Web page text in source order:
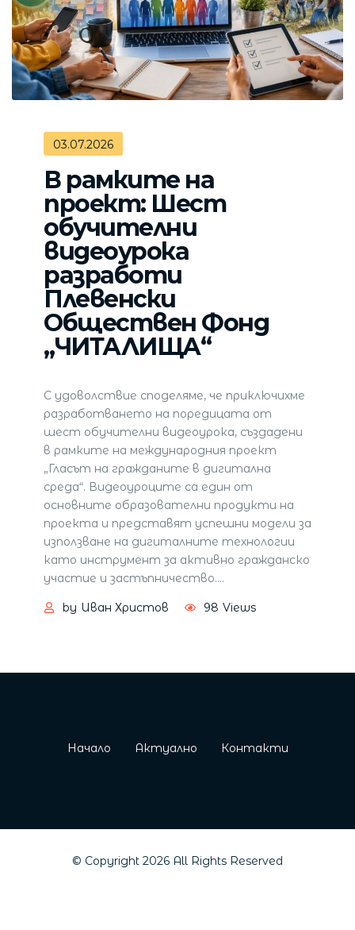
03.07.2026
В рамките на
проект: Шест
обучителни
видеоурока
разработи
Плевенски
Обществен Фонд
„ЧИТАЛИЩА“
С удоволствие споделяме, че приключихме
разработването на поредицата от
шест обучителни видеоурока, създадени
в рамките на международния проект
„Гласът на гражданите в дигитална
среда“. Видеоуроците са един от
основните образователни продукти на
проекта и представят успешни модели за
използване на дигиталните технологии
като инструмент за активно гражданско
участие и застъпничество.…
by Иван Христов 98 Views
Начало Актуално Контакти
© Copyright 2026 All Rights Reserved